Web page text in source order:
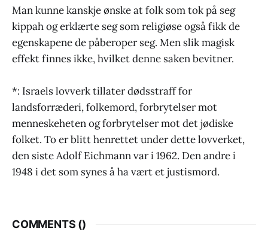
Man kunne kanskje ønske at folk som tok på seg
kippah og erklærte seg som religiøse også fikk de
egenskapene de påberoper seg. Men slik magisk
effekt finnes ikke, hvilket denne saken bevitner.
*: Israels lovverk tillater dødsstraff for
landsforræderi, folkemord, forbrytelser mot
menneskeheten og forbrytelser mot det jødiske
folket. To er blitt henrettet under dette lovverket,
den siste Adolf Eichmann var i 1962. Den andre i
1948 i det som synes å ha vært et justismord.
COMMENTS ()